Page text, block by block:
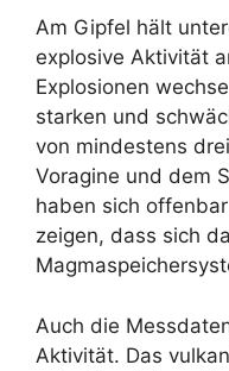
Am Gipfel hält
explosive Aktivität
Explosionen
starken und
von mindestens
Voragine und dem
haben sich
zeigen, dass sich
Auch die
Aktivität. Das